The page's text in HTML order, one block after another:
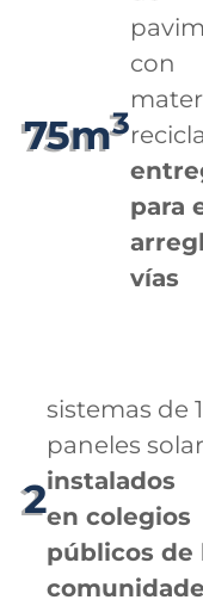
75m3
con
para
vías
2
sistemas de
paneles
instalados
en colegios
públicos de